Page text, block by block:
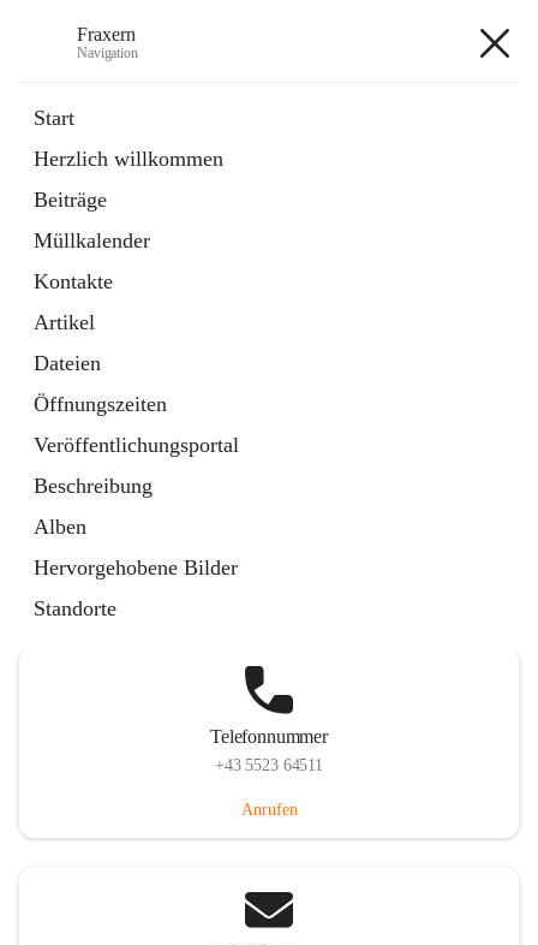
Fraxern
Navigation
Start
Herzlich willkommen
Beiträge
Müllkalender
Kontakte
Artikel
Dateien
Öffnungszeiten
Veröffentlichungsportal
Beschreibung
Alben
Hervorgehobene Bilder
Standorte
Ordner
in
Tab
Formulare
Artikel
öffnet
in
neuem
Tab
Telefonnummer
+43 5523 64511
Anrufen